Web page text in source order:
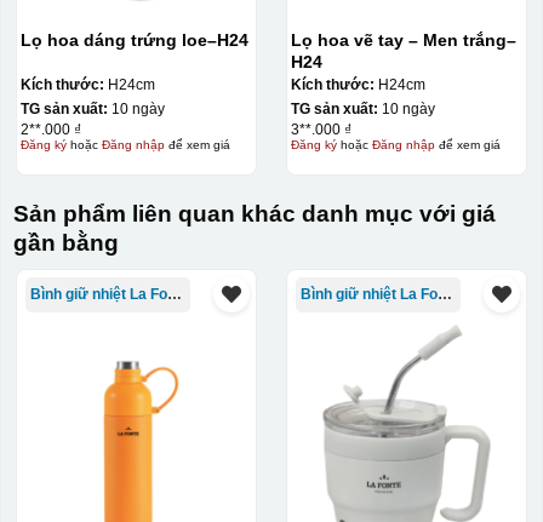
Đây là giấy decal đã in xong, đang chờ khô để cắt dán
sứ, thợ sẽ cắt thủ công các miếng logo ra, sau đó thấp
nước và trượt nhẹ lên gốm sứ để tem decal dính tạm lên
đó bằng nước. Người thợ sẽ căn chỉnh bằng mắt thường
cho vị trí logo cân đối phù hợp, sau đó dùng miếng nhựa
Lọ hoa dáng trứng loe–H24
Kích thước: H24cm
TG sản xuất: 10 ngày
2**.000 ₫
Đăng kýhoặc Đăng nhậpđể xem giá
Lọ hoa vẽ tay – Men trắng–
H24
Kích thước: H24cm
TG sản xuất: 10 ngày
3**.000 ₫
Đăng kýhoặc Đăng nhậpđể xem giá
Sản phẩm liên quan khác danh mục với giá
gần bằng
Bình giữ nhiệt La Fonte Bình giữ nhiệt La Fonte